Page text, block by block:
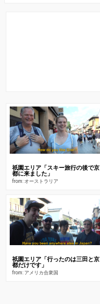
祇園エリア「スキー旅行の後で京
都に来ました」
from: オーストラリア
祇園エリア「行ったのは三田と京
都だけです」
from: アメリカ合衆国